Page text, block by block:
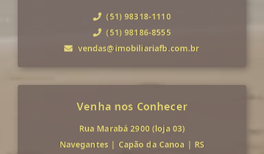
(51) 98318-1110
(51) 98186-8555
vendas@imobiliariafb.com.br
Venha nos Conhecer
Rua Marabá 2900 (loja 03)
Navegantes | Capão da Canoa | RS